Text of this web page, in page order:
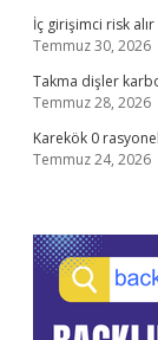
İç girişimci risk alır
Temmuz 30, 2026
Takma dişler
Temmuz 28, 2026
Karekök 0
Temmuz 24, 2026